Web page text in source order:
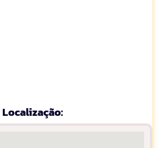
Localização: